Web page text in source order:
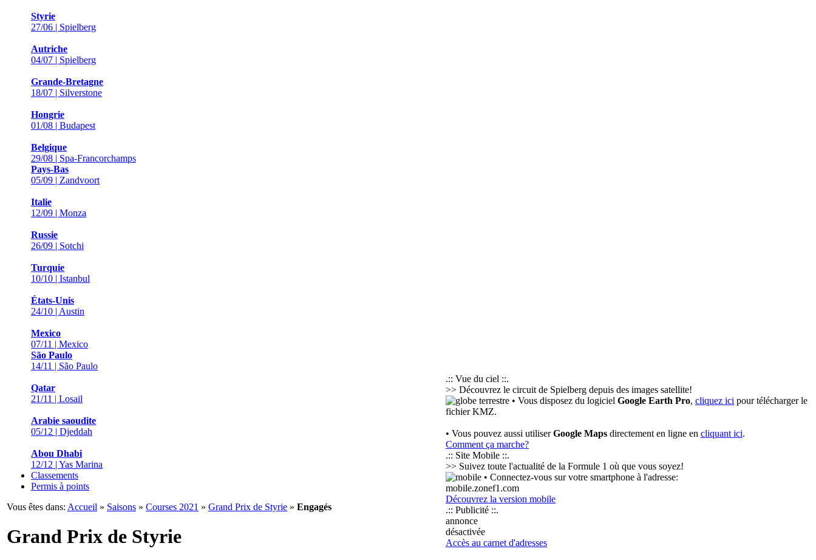
Styrie
27/06 | Spielberg
Autriche
04/07 | Spielberg
Grande-Bretagne
18/07 | Silverstone
Hongrie
01/08 | Budapest
Belgique
29/08 | Spa-Francorchamps
Pays-Bas
05/09 | Zandvoort
Italie
12/09 | Monza
Russie
26/09 | Sotchi
Turquie
10/10 | Istanbul
États-Unis
24/10 | Austin
Mexico
07/11 | Mexico
São Paulo
14/11 | São Paulo
Qatar
21/11 | Losail
Arabie saoudite
05/12 | Djeddah
Abou Dhabi
12/12 | Yas Marina
Classements
Permis à points
Vous êtes dans: Accueil » Saisons » Courses 2021 » Grand Prix de Styrie » Engagés
Grand Prix de Styrie
.:: Vue du ciel ::.
>> Découvrez le circuit de Spielberg depuis des images satellite!
• Vous disposez du logiciel Google Earth Pro, cliquez ici pour télécharger le
fichier KMZ.
• Vous pouvez aussi utiliserGoogle Maps directement en ligne en cliquant ici.
Comment ça marche?
.:: Site Mobile ::.
>> Suivez toute l'actualité de la Formule 1 où que vous soyez!
• Connectez-vous sur votre smartphone à l'adresse:
mobile.zonef1.com
Découvrez la version mobile
.:: Publicité ::.
annonce
désactivée
Accès au carnet d'adresses